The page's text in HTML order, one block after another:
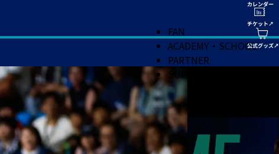
FAN
ACADEMY・SCHOOL
PARTNER